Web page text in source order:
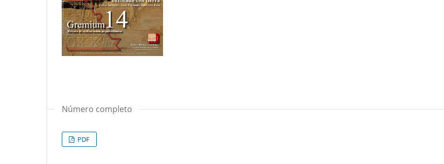
Número completo
PDF